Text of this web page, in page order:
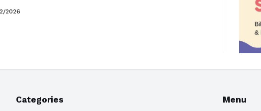
memberi peluang emas bagi siapa saja, baik
kreator berpengalaman, untuk mendapatkan
2026
Categories Menu